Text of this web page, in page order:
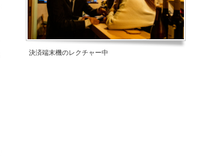
決済端末機のレクチャー中